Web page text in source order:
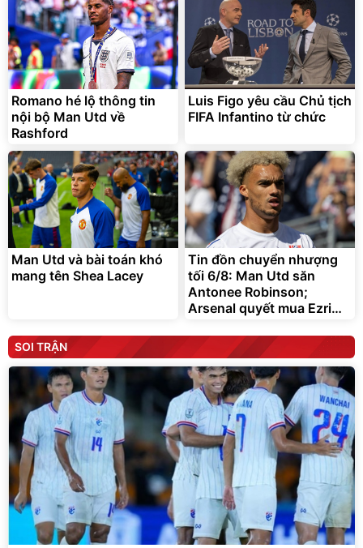
Romano hé lộ thông tin
nội bộ Man Utd về
Rashford
Luis Figo yêu cầu Chủ tịch
FIFA Infantino từ chức
Man Utd và bài toán khó
mang tên Shea Lacey
Tin đồn chuyển nhượng
tối 6/8: Man Utd săn
Antonee Robinson;
Arsenal quyết mua Ezri
SOI TRẬN